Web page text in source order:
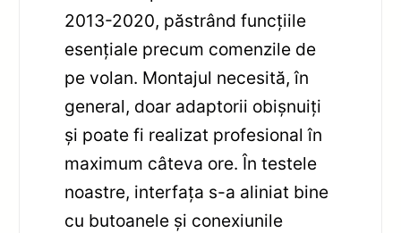
2013-2020, păstrând funcțiile
esențiale precum comenzile de
pe volan. Montajul necesită, în
general, doar adaptorii obișnuiți
și poate fi realizat profesional în
maximum câteva ore. În testele
noastre, interfața s-a aliniat bine
cu butoanele și conexiunile